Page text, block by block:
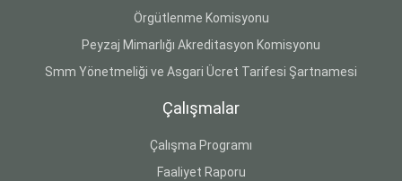
Örgütlenme Komisyonu
Peyzaj Mimarlığı Akreditasyon Komisyonu
Smm Yönetmeliği ve Asgari Ücret Tarifesi Şartnamesi
Çalışmalar
Çalışma Programı
Faaliyet Raporu